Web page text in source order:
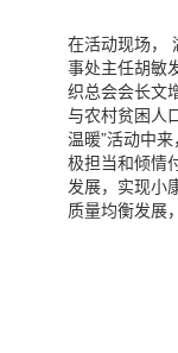
在活动现场，
事处主任胡敏
织总会会长文
与农村贫困人
温暖”活动中
极担当和倾情
发展，实现小
质量均衡发展